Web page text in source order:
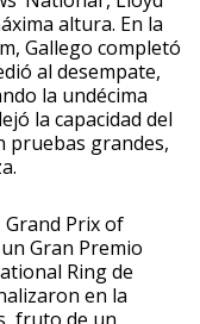
altura. En la
Gallego completó
al desempate,
la undécima
la capacidad del
pruebas grandes,
Grand Prix of
Gran Premio
Ring de
en la